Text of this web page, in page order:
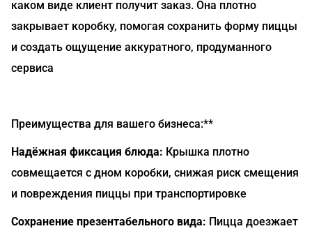
каком виде клиент получит заказ. Она плотно
закрывает коробку, помогая сохранить форму пиццы
и создать ощущение аккуратного, продуманного
сервиса
Преимущества для вашего бизнеса:**
Надёжная фиксация блюда: Крышка плотно
совмещается с дном коробки, снижая риск смещения
и повреждения пиццы при транспортировке
Сохранение презентабельного вида: Пицца доезжает